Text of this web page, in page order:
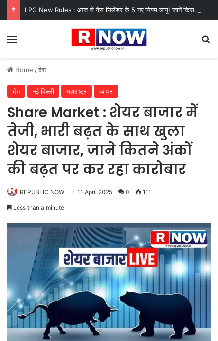
LPG New Rules : आज से गैस सिलेंडर के 5 नए नियम लागू! जानें किसका कटेगा कनेक्शन, कितने दिन बाद होगी बुकिंग?
Menu
Home /देश
देश नई दिल्ली महाराष्ट्र व्यापार
Share Market : शेयर बाजार में
तेजी, भारी बढ़त के साथ खुला
शेयर बाजार, जाने कितने अंकों
की बढ़त पर कर रहा कारोबार
REPUBLIC NOW 11 April 2025 0 111
Less than a minute